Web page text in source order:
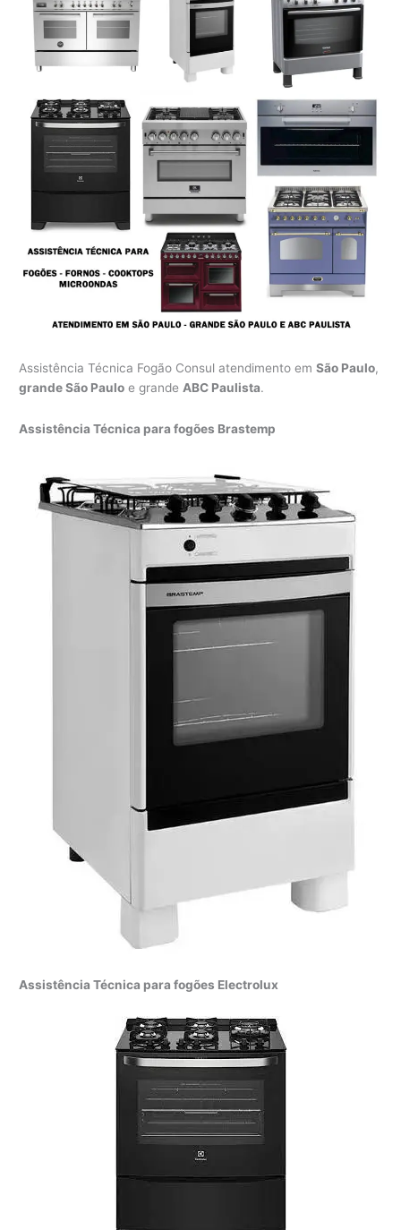
Assistência Técnica Fogão Consul atendimento emSão Paulo,
grande São Paulo e grandeABC Paulista.
Assistência Técnica para fogões Brastemp
Assistência Técnica para fogões Electrolux